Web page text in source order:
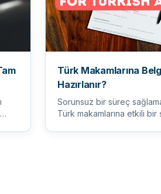
Türk Makamlarına
Hazırlanır?
Sorunsuz bir süreç
Türk makamlarına etkili bir